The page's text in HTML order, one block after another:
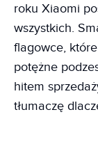
roku Xiaomi
wszystkich.
flagowce,
potężne
hitem
tłumaczę